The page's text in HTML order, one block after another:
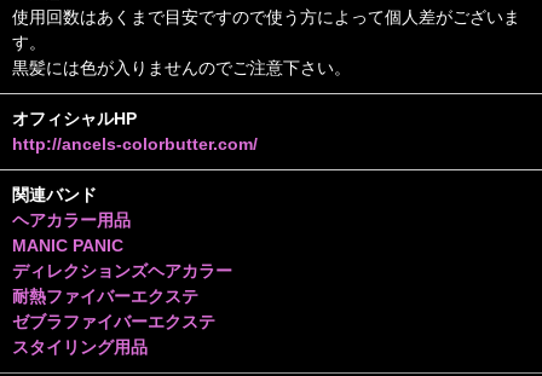
使用回数はあくまで目安ですので使う方によって個人差がございま
す。
黒髪には色が入りませんのでご注意下さい。
オフィシャルHP
http://ancels-colorbutter.com/
関連バンド
ヘアカラー用品
MANIC PANIC
ディレクションズヘアカラー
耐熱ファイバーエクステ
ゼブラファイバーエクステ
スタイリング用品